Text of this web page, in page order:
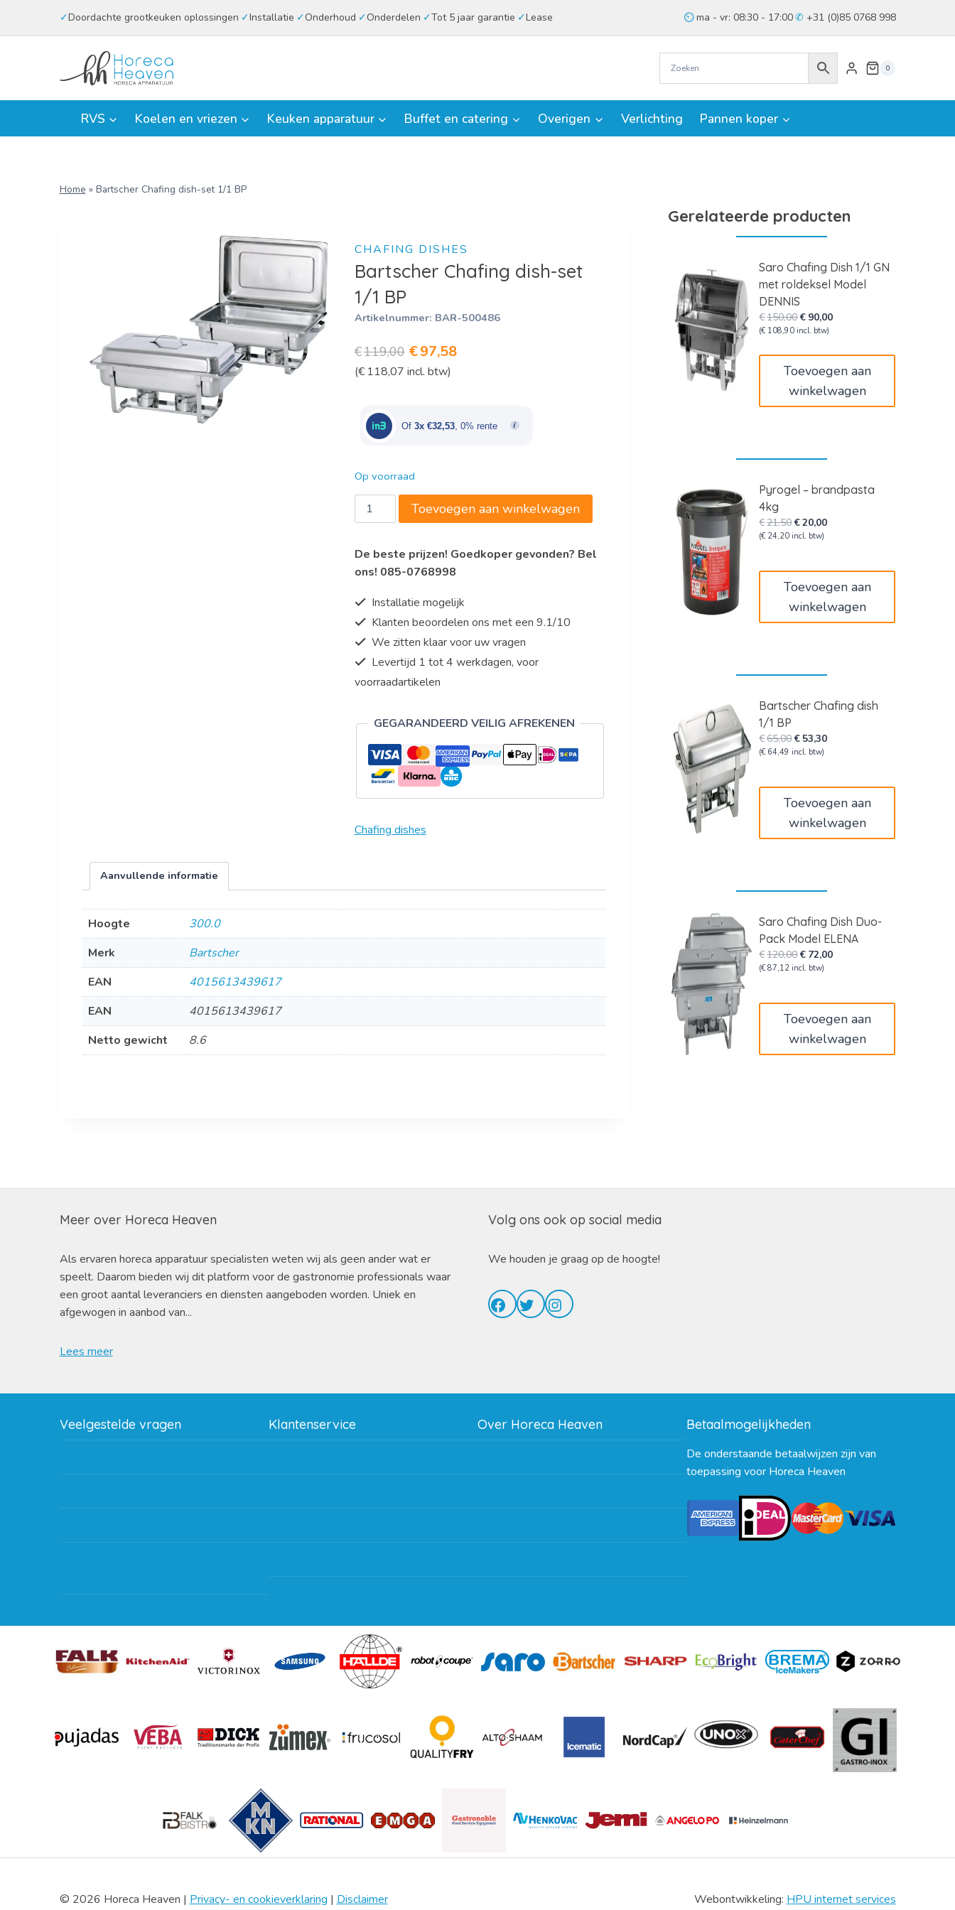
Doordachte grootkeuken oplossingen Installatie Onderhoud Onderdelen Tot 5 jaar garantie Lease ma - vr: 08:30 - 17:00 +31 (0)85 0768 998
0
RVS Koelen en vriezen Keuken apparatuur Buffet en catering Overigen Verlichting Pannen koper
Home » Bartscher Chafing dish-set 1/1 BP
CHAFING DISHES
Bartscher Chafing dish-set
1/1 BP
Artikelnummer: BAR-500486
€119,00 Oorspronkelijke
prijs
€119,00.
€97,58Huidige
€97,58.
(€ 118,07 incl. btw)
Of 3x €32,53, 0% rente
Op voorraad
Bartscher
Chafing
set
1/1
aantal
Toevoegen aan winkelwagen
De beste prijzen! Goedkoper gevonden? Bel
ons! 085-0768998
Installatie mogelijk
Klanten beoordelen ons met een 9.1/10
We zitten klaar voor uw vragen
Levertijd 1 tot 4 werkdagen, voor
voorraadartikelen
GEGARANDEERD VEILIG AFREKENEN
Chafing dishes
Aanvullende informatie
Hoogte
300.0
Merk
Bartscher
EAN
4015613439617
EAN
4015613439617
Netto gewicht
8.6
Gerelateerde producten
Saro Chafing Dish 1/1 GN
met roldeksel Model
DENNIS
€150,00Oorspronkelijke
prijs
€ 90,00Huidige
(€ 108,90 incl. btw)
Toevoegen aan
winkelwagen
Pyrogel – brandpasta
4kg
€21,50Oorspronkelijke
prijs
€20,00Huidige
(€ 24,20 incl. btw)
Toevoegen aan
winkelwagen
Bartscher Chafing dish
1/1 BP
€65,00Oorspronkelijke
prijs
€ 53,30Huidige
(€ 64,49 incl. btw)
Toevoegen aan
winkelwagen
Saro Chafing Dish Duo-
Pack Model ELENA
€120,00Oorspronkelijke
prijs
€ 72,00Huidige
(€ 87,12 incl. btw)
Toevoegen aan
winkelwagen
Meer over Horeca Heaven
Als ervaren horeca apparatuur specialisten weten wij als geen ander wat er
speelt. Daarom bieden wij dit platform voor de gastronomie professionals waar
een groot aantal leveranciers en diensten aangeboden worden. Uniek en
afgewogen in aanbod van...
Lees meer
Volg ons ook op social media
We houden je graag op de hoogte!
Facebook
TwitterInstagram
Veelgestelde vragen Klantenservice
Subsidie regeling EIA 2020
Over Horeca Heaven Betaalmogelijkheden
De onderstaande betaalwijzen zijn van
toepassing voor Horeca Heaven
© 2026 Horeca Heaven | Privacy- en cookieverklaring | Disclaimer Webontwikkeling: HPU internet services